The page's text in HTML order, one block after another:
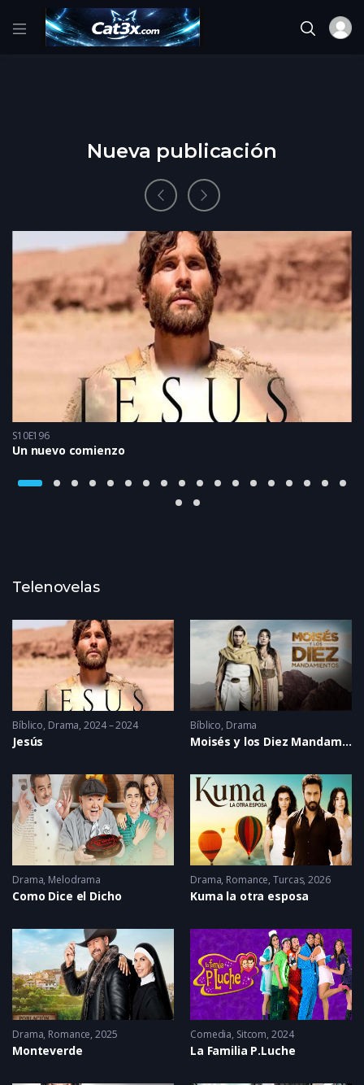
Nueva publicación
S10E196
Un nuevo comienzo
Telenovelas
Bíblico, Drama 2024 – 2024
Jesús
Bíblico, Drama
Moisés y los Diez Mandamientos
Drama, Melodrama
Como Dice el Dicho
Drama, Romance,Turcas 2026
Kuma la otra esposa
Drama, Romance 2025
Monteverde
Comedia, Sitcom 2024
La Familia P.Luche